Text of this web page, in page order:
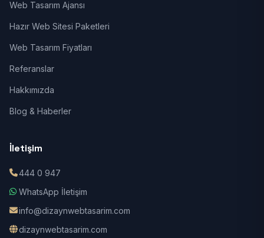
Web Tasarım Ajansı
Hazır Web Sitesi Paketleri
Web Tasarım Fiyatları
Referanslar
Hakkımızda
Blog & Haberler
İletişim
444 0 947
WhatsApp İletişim
info@dizaynwebtasarim.com
dizaynwebtasarim.com